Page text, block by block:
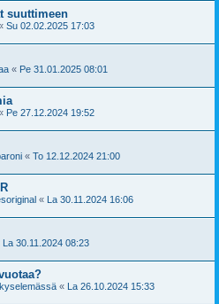
suuttimeen
Su 02.02.2025 17:03
« Pe 31.01.2025 08:01
Pe 27.12.2024 19:52
« To 12.12.2024 21:00
« La 30.11.2024 16:06
La 30.11.2024 08:23
« La 26.10.2024 15:33